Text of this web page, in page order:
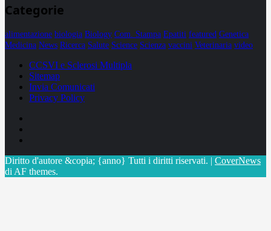
Categorie
alimentazione biologia Biology Com. Stampa Epatiti featured Genetica
Medicina News Ricerca Salute Science Scienza vaccini Veterinaria video
CCSVI e Sclerosi Multipla
Sitemap
Invia Comunicati
Privacy Policy
Diritto d'autore &copia; {anno} Tutti i diritti riservati. | CoverNews
di AF themes.